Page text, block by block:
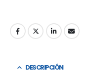
DESCRIPCIÓN